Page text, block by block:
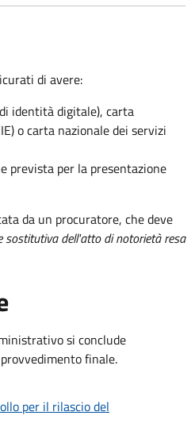
di avere:
identità digitale), carta
o carta nazionale dei servizi
prevista per la presentazione
da un procuratore, che deve
sostitutiva dell'atto di notorietà resa
si conclude
finale.
per il rilascio del